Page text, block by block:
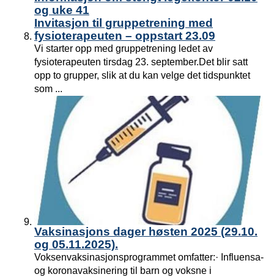
og uke 41
Invitasjon til gruppetrening med
fysioterapeuten – oppstart 23.09
Vi starter opp med gruppetrening ledet av
fysioterapeuten tirsdag 23. september.Det blir satt
opp to grupper, slik at du kan velge det tidspunktet
som ...
Vaksinasjons dager høsten 2025 (29.10.
og 05.11.2025).
Voksenvaksinasjonsprogrammet omfatter:· Influensa-
og koronavaksinering til barn og voksne i